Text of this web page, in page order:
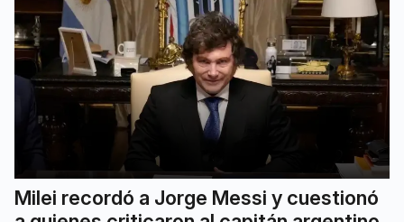
Milei recordó a Jorge Messi y cuestionó